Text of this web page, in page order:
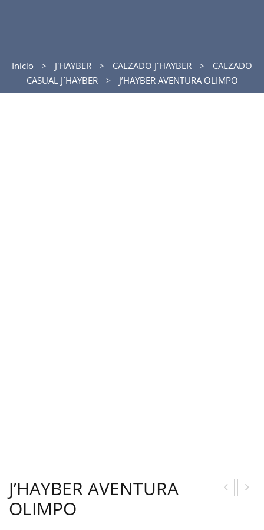
Inicio J'HAYBER CALZADO J´HAYBER
CALZADO
CASUAL J´HAYBER
J’HAYBER AVENTURA OLIMPO
J’HAYBER AVENTURA
OLIMPO